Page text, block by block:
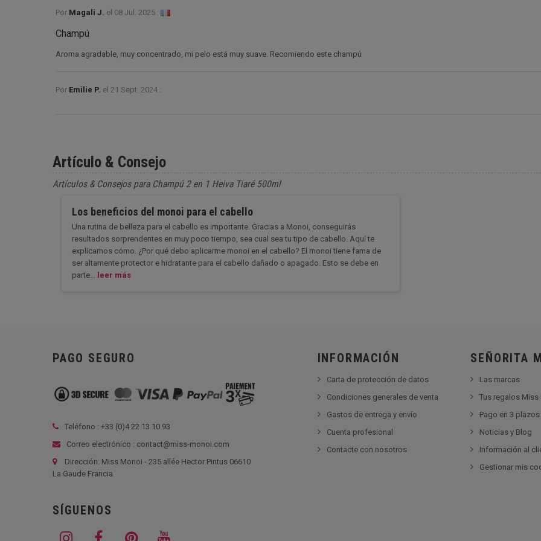
Por Magali J. el 08 Jul. 2025 :
Champú
Aroma agradable, muy concentrado, mi pelo está muy suave. Recomiendo este champú
Por Emilie P. el 21 Sept. 2024 :
Artículo & Consejo
Artículos & Consejos para Champú 2 en 1 Heiva Tiaré 500ml
Los beneficios del monoi para el cabello
Una rutina de belleza para el cabello es importante. Gracias a Monoi, conseguirás
resultados sorprendentes en muy poco tiempo, sea cual sea tu tipo de cabello. Aquí te
explicamos cómo. ¿Por qué debo aplicarme monoi en el cabello? El monoi tiene fama de
ser altamente protector e hidratante para el cabello dañado o apagado. Esto se debe en
parte... leer más
PAGO SEGURO
Teléfono : +33 (0)4 22 13 10 93
Correo electrónico : contact@miss-monoi.com
Dirección: Miss Monoi - 235 allée Hector Pintus 06610
La Gaude Francia
SÍGUENOS
INFORMACIÓN
Carta de protección de datos
Condiciones generales de venta
Gastos de entrega y envío
Cuenta profesional
Contacte con nosotros
SEÑORITA
Las marcas
Tus regalos
Pago en 3
Noticias y Blog
Información al
Gestionar mis